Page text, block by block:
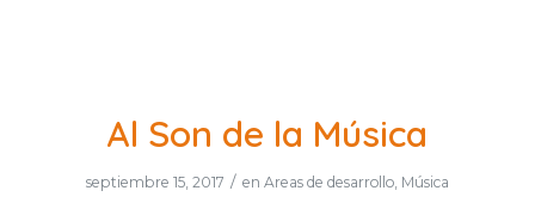
Al Son de la Música
septiembre 15, 2017 / en Areas de desarrollo, Música